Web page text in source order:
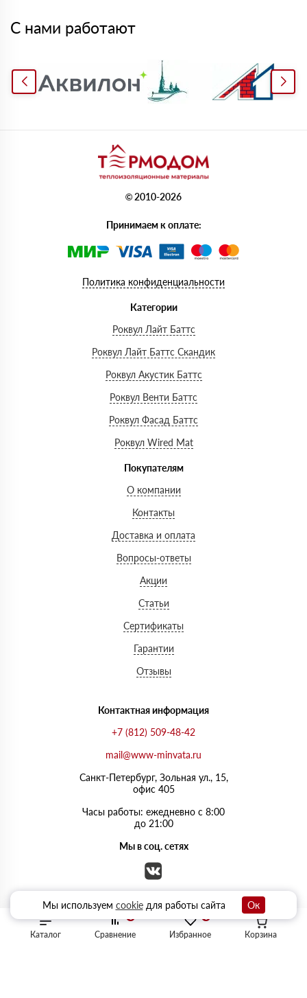
Каталог Избранное
Сравнение Корзина
С нами работают
© 2010-2026
Принимаем к оплате:
Политика конфиденциальности
Категории
Роквул Лайт Баттс
Роквул Лайт Баттс Скандик
Роквул Акустик Баттс
Роквул Венти Баттс
Роквул Фасад Баттс
Роквул Wired Mat
Покупателям
О компании
Контакты
Доставка и оплата
Вопросы-ответы
Акции
Статьи
Сертификаты
Гарантии
Отзывы
Контактная информация
+7 (812) 509-48-42
mail@www-minvata.ru
Санкт-Петербург, Зольная ул., 15,
офис 405
Часы работы: ежедневно с 8:00
до 21:00
Мы в соц. сетях
Мы используем cookieдля работы сайта Ок